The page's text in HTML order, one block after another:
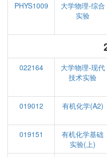
PHYS1009
大学物理-综合
实验
022164
大学物理-现代
技术实验
019012 有机化学(A2)
019151
有机化学基础
实验(上)